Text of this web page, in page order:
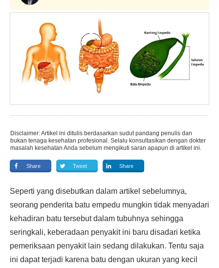
Disclaimer: Artikel ini ditulis berdasarkan sudut pandang penulis dan
bukan tenaga kesehatan profesional. Selalu konsultasikan dengan dokter
masalah kesehatan Anda sebelum mengikuti saran apapun di artikel ini.
Share Tweet Share
Seperti yang disebutkan dalam artikel sebelumnya,
seorang penderita batu empedu mungkin tidak menyadari
kehadiran batu tersebut dalam tubuhnya sehingga
seringkali, keberadaan penyakit ini baru disadari ketika
pemeriksaan penyakit lain sedang dilakukan. Tentu saja
ini dapat terjadi karena batu dengan ukuran yang kecil